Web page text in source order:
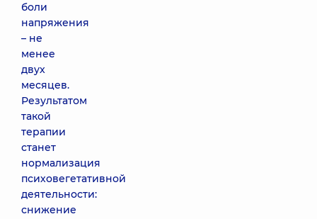
боли
напряжения
– не
менее
двух
месяцев.
Результатом
такой
терапии
станет
нормализация
психовегетативной
деятельности:
снижение